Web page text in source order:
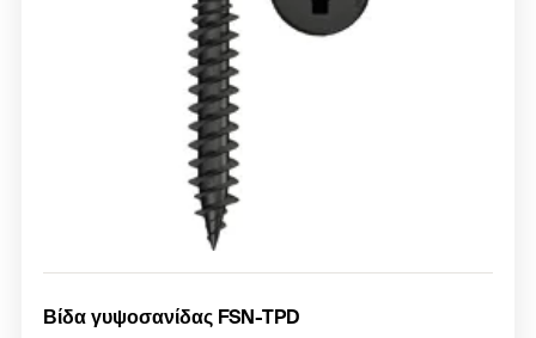
Βίδα γυψοσανίδας FSN-TPD